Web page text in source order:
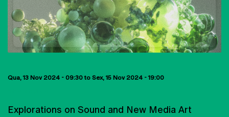
Qua, 13 Nov 2024 - 09:30to Sex, 15 Nov 2024 - 19:00
Explorations on Sound and New Media Art